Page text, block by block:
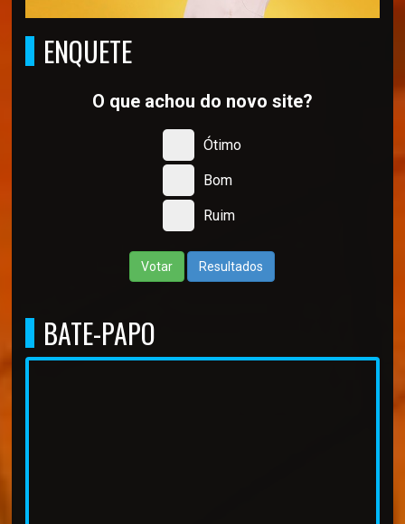
ENQUETE
O que achou do novo site?
Ótimo
Bom
Ruim
Votar Resultados
BATE-PAPO